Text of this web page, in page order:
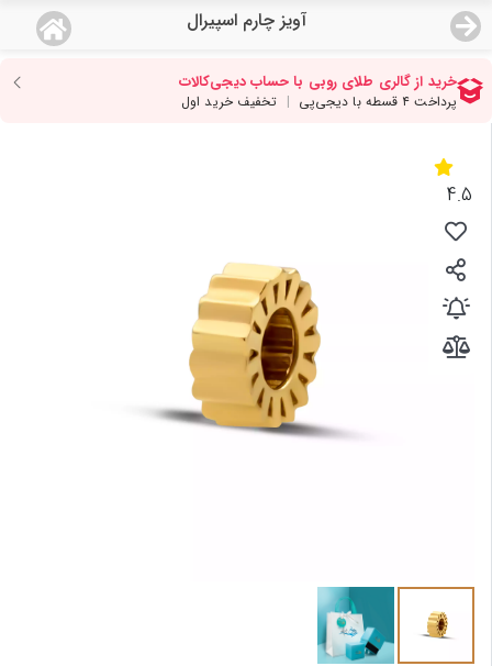
آویز چارم اسپیرال
منو
صفحه اصلی
دسته بندی محصولات
نمایندگی ها
مجله روبی
درباره ما
4.5